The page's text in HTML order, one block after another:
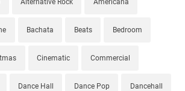
Bachata Beats Bedroom
Cinematic Commercial
Dance Hall Dance Pop Dancehall